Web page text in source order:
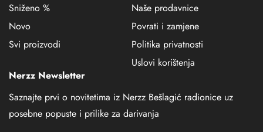
Sniženo %
Novo
Svi proizvodi
Naše prodavnice
Povrati i zamjene
Politika privatnosti
Uslovi korištenja
Nerzz Newsletter
Saznajte prvi o novitetima iz Nerzz Bešlagić radionice uz
posebne popuste i prilike za darivanja